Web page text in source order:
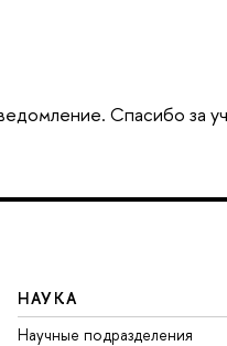
Спасибо за
НАУКА
Научные подразделения